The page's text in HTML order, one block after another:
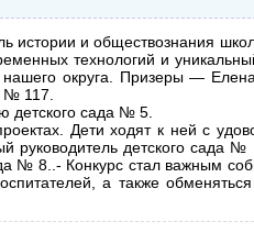
истории и обществознания
технологий и
округа. Призеры —
№ 117.
детского сада № 5.
Дети ходят к ней с
руководитель детского сада
№ 8..- Конкурс стал важным
а также